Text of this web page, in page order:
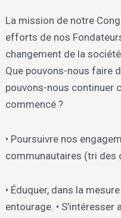
La mission de notre
efforts de nos
changement de la
Que pouvons-nous faire
pouvons-nous continuer
commencé ?
• Poursuivre nos
communautaires (tri des
• Éduquer, dans la
entourage. •